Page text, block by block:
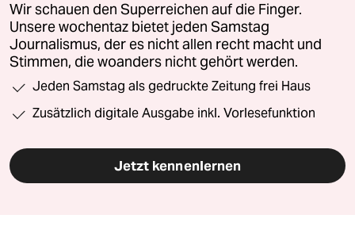
Wir schauen den Superreichen auf die Finger.
Unsere wochentaz bietet jeden Samstag
Journalismus, der es nicht allen recht macht und
Stimmen, die woanders nicht gehört werden.
Jeden Samstag als gedruckte Zeitung frei Haus
Zusätzlich digitale Ausgabe inkl. Vorlesefunktion
Jetzt kennenlernen